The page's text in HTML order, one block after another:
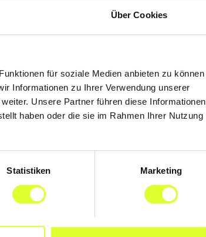
Über Cookies
für soziale Medien anbieten zu können
Informationen zu Ihrer Verwendung unserer
Unsere Partner führen diese Informationen
haben oder die sie im Rahmen Ihrer Nutzung
Statistiken Marketing